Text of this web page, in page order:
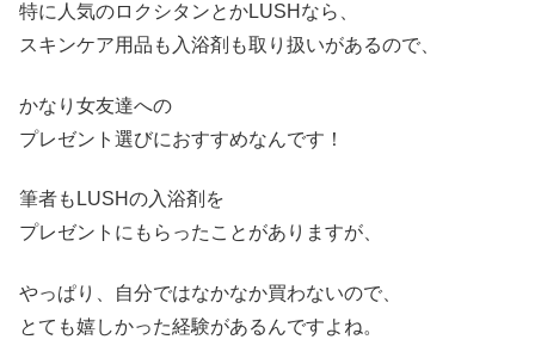
特に人気のロクシタンとかLUSHなら、
スキンケア用品も入浴剤も取り扱いがあるので、
かなり女友達への
プレゼント選びにおすすめなんです！
筆者もLUSHの入浴剤を
プレゼントにもらったことがありますが、
やっぱり、自分ではなかなか買わないので、
とても嬉しかった経験があるんですよね。